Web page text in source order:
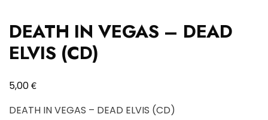
DEATH IN VEGAS – DEAD
ELVIS (CD)
5,00€
DEATH IN VEGAS – DEAD ELVIS (CD)